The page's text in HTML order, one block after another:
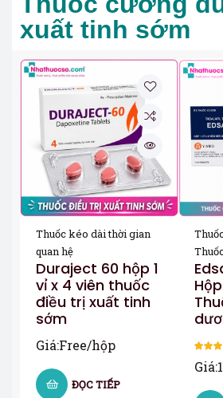
xuất tinh sớm
Thuốc kéo dài thời gian
quan hệ
Duraject 60 hộp 1
vỉ x 4 viên thuốc
điều trị xuất tinh
sớm
Giá:Free/hộp
ĐỌC TIẾP
Được
sao
Giá: